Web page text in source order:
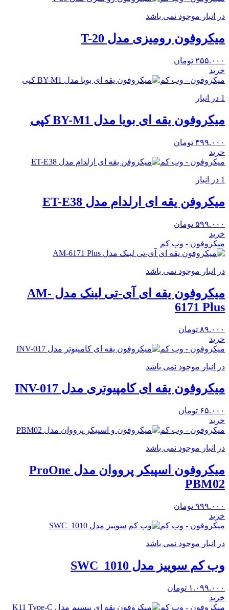
در انبار موجود نمی باشد
میکروفون رومیزی مدل T-20
۲۵۵.۰۰۰ تومان
خرید
میکروفون - وب کم
1 در انبار
میکروفون یقه ای بویا مدل BY-M1 کپی
۴۹۹.۰۰۰ تومان
خرید
میکروفون - وب کم
1 در انبار
میکروفن یقه ای ارلدام مدل ET-E38
۵۹۹.۰۰۰ تومان
خرید
میکروفون - وب کم
در انبار موجود نمی باشد
میکروفون یقه ای آی-تی لینک مدل AM-
6171 Plus
۸۹.۰۰۰ تومان
خرید
میکروفون - وب کم
در انبار موجود نمی باشد
میکروفون یقه ای کامپیوتری مدل INV-017
۶۵.۰۰۰ تومان
خرید
میکروفون - وب کم
در انبار موجود نمی باشد
میکروفون اسپیکر پرووان مدل ProOne
PBM02
۹۹۹.۰۰۰ تومان
خرید
میکروفون - وب کم
در انبار موجود نمی باشد
وب کم سوییز مدل SWC_1010
۱.۰۹۹.۰۰۰ تومان
خرید
میکروفون - وب کم